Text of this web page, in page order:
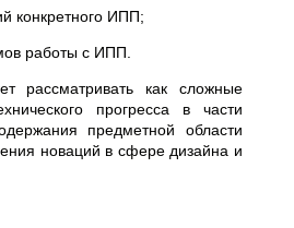
конкретного ИПП;
работы с ИПП.
рассматривать как сложные
прогресса в части
предметной области
новаций в сфере дизайна и